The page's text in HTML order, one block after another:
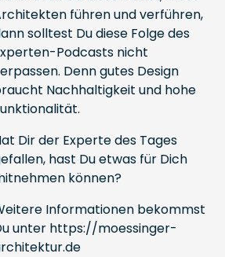
führen und verführen,
solltest Du diese Folge des
Podcasts nicht
Denn gutes Design
Nachhaltigkeit und hohe
Dir der Experte des Tages
hast Du etwas für Dich
können?
Informationen bekommst
unter https://moessinger-